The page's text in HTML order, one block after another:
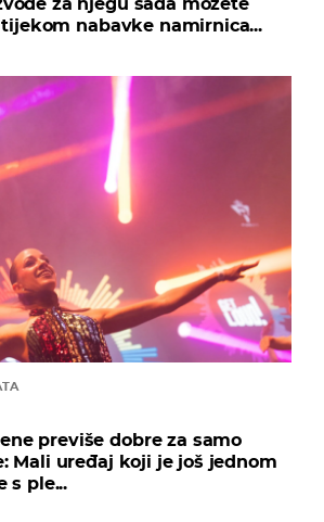
za njegu sada možete
nabavke namirnica...
previše dobre za samo
Mali uređaj koji je još jednom
s ple...